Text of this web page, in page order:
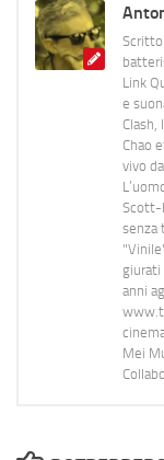
Link
e
Clash,
Chao
vivo
Scott-
senza
giurati
anni
Mei